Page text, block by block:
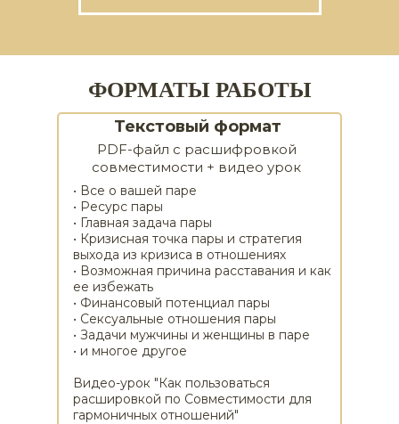
ФОРМАТЫ РАБОТЫ
Текстовый формат
PDF-файл с расшифровкой
совместимости + видео урок
• Все о вашей паре
• Ресурс пары
• Главная задача пары
• Кризисная точка пары и стратегия
выхода из кризиса в отношениях
• Возможная причина расставания и как
ее избежать
• Финансовый потенциал пары
• Сексуальные отношения пары
• Задачи мужчины и женщины в паре
• и многое другое
Видео-урок "Как пользоваться
расшировкой по Совместимости для
гармоничных отношений"